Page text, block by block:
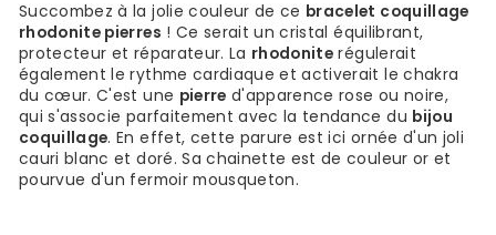
Succombez à la jolie couleur de ce bracelet coquillage
rhodonite pierres ! Ce serait un cristaléquilibrant,
protecteur et réparateur. La rhodonite régulerait
également le rythme cardiaque et activerait le chakra
du cœur. C'est une pierre d'apparence rose ou noire,
qui s'associe parfaitement avec la tendance du bijou
coquillage. En effet, cette parure est ici ornée d'un joli
cauri blanc et doré. Sa chainette est de couleur or et
pourvue d'un fermoir mousqueton.